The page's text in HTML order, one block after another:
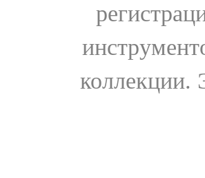
коллекции.